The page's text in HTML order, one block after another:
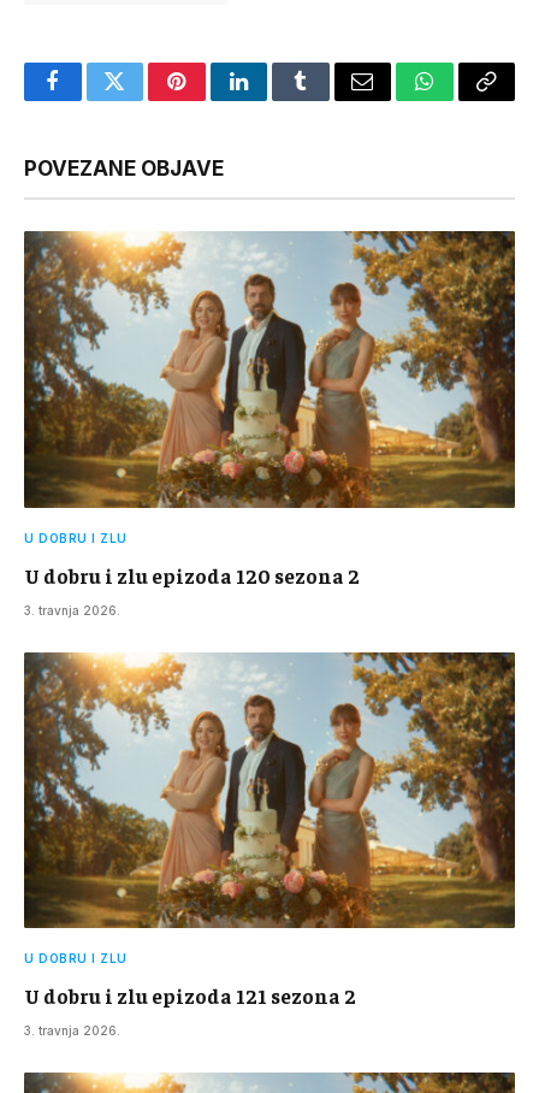
FacebookTwitterPinterestLinkedInTumblrEmail WhatsApp
Copy
POVEZANE OBJAVE
U DOBRU I ZLU
U dobru i zlu epizoda 120 sezona 2
3. travnja 2026.
U DOBRU I ZLU
U dobru i zlu epizoda 121 sezona 2
3. travnja 2026.